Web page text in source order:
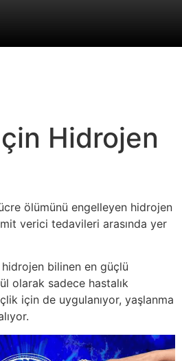
Hidrojen
ölümünü engelleyen hidrojen
verici tedavileri arasında yer
bilinen en güçlü
olarak sadece hastalık
için de uygulanıyor, yaşlanma